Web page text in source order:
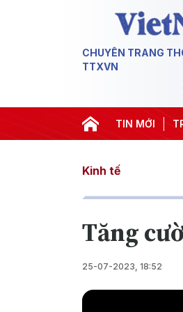
CHUYÊN TRANG
TTXVN
TIN MỚI
dịch 500 ngày đêm #Chống
Kinh tế
Tăng
25-07-2023, 18:52